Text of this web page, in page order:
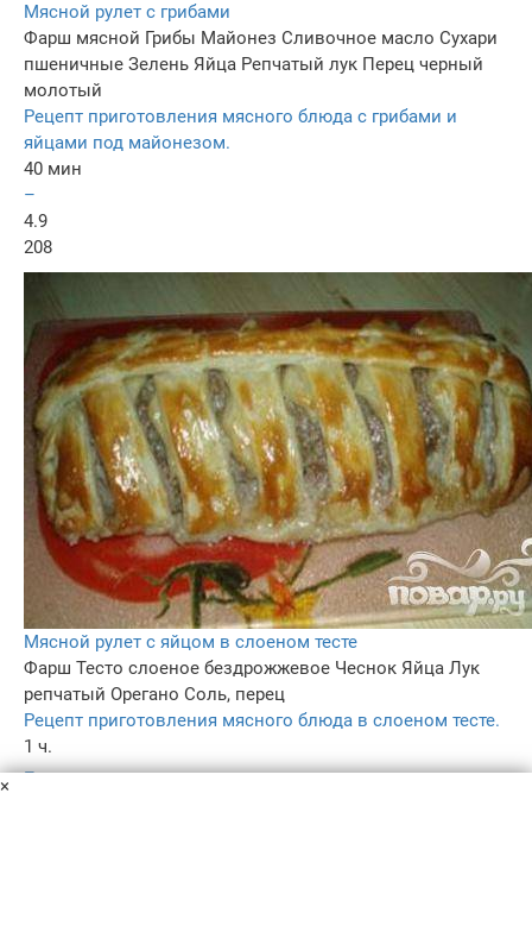
Мясной рулет с грибами
Фарш мясной Грибы Майонез Сливочное масло Сухари
пшеничные Зелень Яйца Репчатый лук Перец черный
молотый
Рецепт приготовления мясного блюда с грибами и
яйцами под майонезом.
40 мин
–
4.9
208
Мясной рулет с яйцом в слоеном тесте
Фарш Тесто слоеное бездрожжевое Чеснок Яйца Лук
репчатый Орегано Соль, перец
Рецепт приготовления мясного блюда в слоеном тесте.
1 ч.
–
×